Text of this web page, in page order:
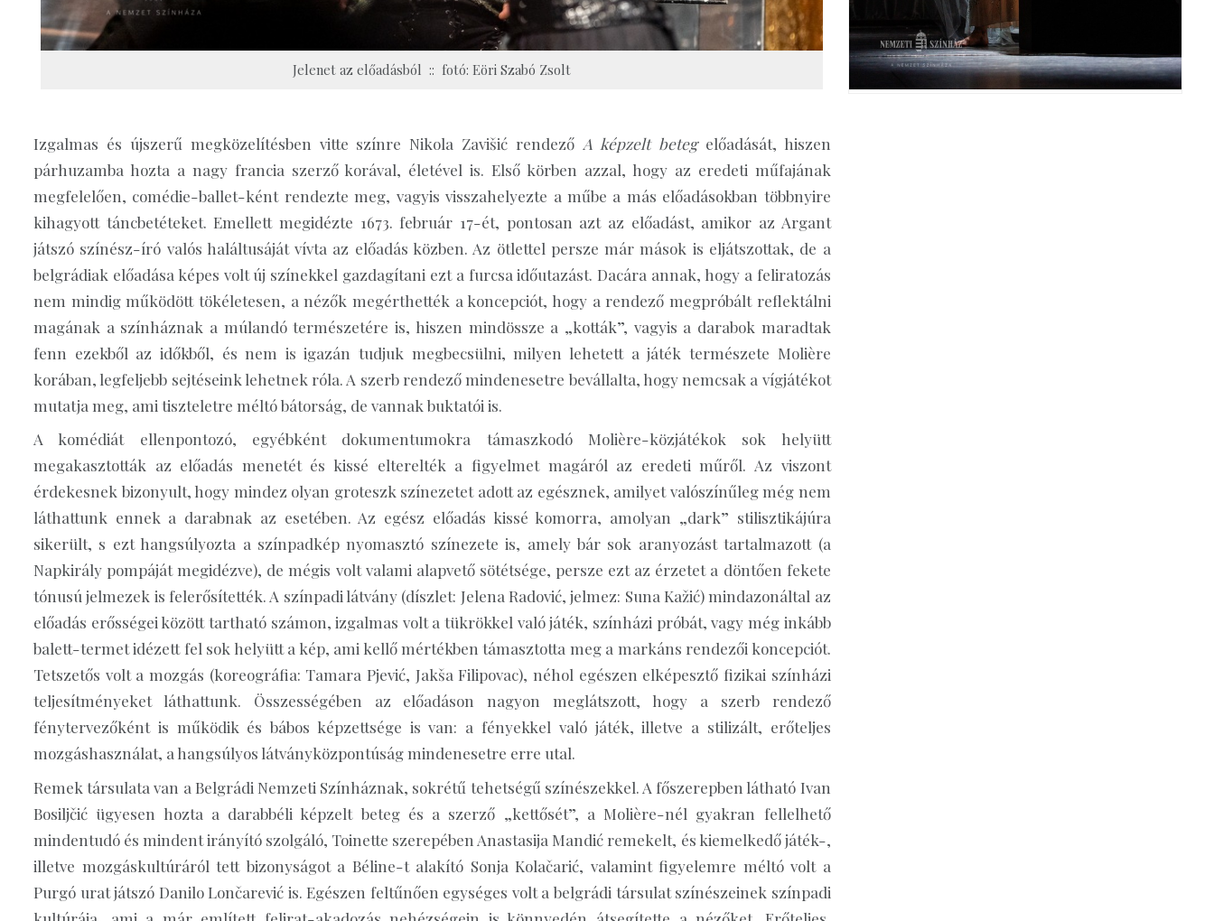
Jelenet az előadásból :: fotó: Eöri Szabó Zsolt
Izgalmas és újszerű megközelítésben vitte színre Nikola Zavišić rendező A képzelt betegelőadását, hiszen
párhuzamba hozta a nagy francia szerző korával, életével is. Első körben azzal, hogy az eredeti műfajának
megfelelően, comédie-ballet-ként rendezte meg, vagyis visszahelyezte a műbe a más előadásokban többnyire
kihagyott táncbetéteket. Emellett megidézte 1673. február 17-ét, pontosan azt az előadást, amikor az Argant
játszó színész-író valós haláltusáját vívta az előadás közben. Az ötlettel persze már mások is eljátszottak, de a
belgrádiak előadása képes volt új színekkel gazdagítani ezt a furcsa időutazást. Dacára annak, hogy a feliratozás
nem mindig működött tökéletesen, a nézők megérthették a koncepciót, hogy a rendező megpróbált reflektálni
magának a színháznak a múlandó természetére is, hiszen mindössze a „kották”, vagyis a darabok maradtak
fenn ezekből az időkből, és nem is igazán tudjuk megbecsülni, milyen lehetett a játék természete Molière
korában, legfeljebb sejtéseink lehetnek róla. A szerb rendező mindenesetre bevállalta, hogy nemcsak a vígjátékot
mutatja meg, ami tiszteletre méltó bátorság, de vannak buktatói is.
A komédiát ellenpontozó, egyébként dokumentumokra támaszkodó Molière-közjátékok sok helyütt
megakasztották az előadás menetét és kissé elterelték a figyelmet magáról az eredeti műről. Az viszont
érdekesnek bizonyult, hogy mindez olyan groteszk színezetet adott az egésznek, amilyet valószínűleg még nem
láthattunk ennek a darabnak az esetében. Az egész előadás kissé komorra, amolyan „dark” stilisztikájúra
sikerült, s ezt hangsúlyozta a színpadkép nyomasztó színezete is, amely bár sok aranyozást tartalmazott (a
Napkirály pompáját megidézve), de mégis volt valami alapvető sötétsége, persze ezt az érzetet a döntően fekete
tónusú jelmezek is felerősítették. A színpadi látvány (díszlet: Jelena Radović, jelmez: Suna Kažić) mindazonáltal az
előadás erősségei között tartható számon, izgalmas volt a tükrökkel való játék, színházi próbát, vagy még inkább
balett-termet idézett fel sok helyütt a kép, ami kellő mértékben támasztotta meg a markáns rendezői koncepciót.
Tetszetős volt a mozgás (koreográfia: Tamara Pjević, Jakša Filipovac), néhol egészen elképesztő fizikai színházi
teljesítményeket láthattunk. Összességében az előadáson nagyon meglátszott, hogy a szerb rendező
fénytervezőként is működik és bábos képzettsége is van: a fényekkel való játék, illetve a stilizált, erőteljes
mozgáshasználat, a hangsúlyos látványközpontúság mindenesetre erre utal.
Remek társulata van a Belgrádi Nemzeti Színháznak, sokrétű tehetségű színészekkel. A főszerepben látható Ivan
Bosiljčić ügyesen hozta a darabbéli képzelt beteg és a szerző „kettősét”, a Molière-nél gyakran fellelhető
mindentudó és mindent irányító szolgáló, Toinette szerepében Anastasija Mandić remekelt, és kiemelkedő játék-,
illetve mozgáskultúráról tett bizonyságot a Béline-t alakító Sonja Kolačarić, valamint figyelemre méltó volt a
Purgó urat játszó Danilo Lončarević is. Egészen feltűnően egységes volt a belgrádi társulat színészeinek színpadi